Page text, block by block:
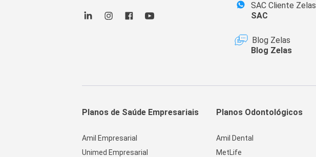
SAC Cliente Zelas
SAC
Blog Zelas
Blog Zelas
Planos de Saúde Empresariais
Amil Empresarial
Unimed Empresarial
Planos Odontológicos
Amil Dental
MetLife